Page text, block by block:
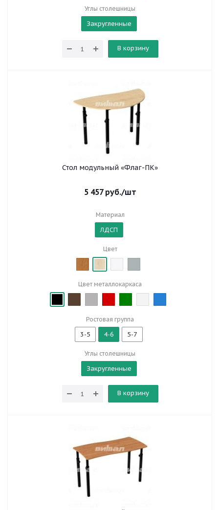
Углы столешницы
Закругленные
В корзину
Стол модульный «Флаг-ПК»
5 457руб./шт
Материал
ЛДСП
Цвет
Цвет металлокаркаса
Ростовая группа
3-5 4-6 5-7
Углы столешницы
Закругленные
В корзину